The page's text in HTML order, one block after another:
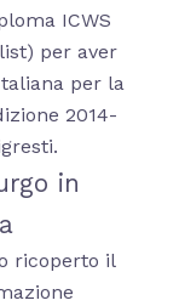
ICWS
per aver
per la
2014-
in
ricoperto il